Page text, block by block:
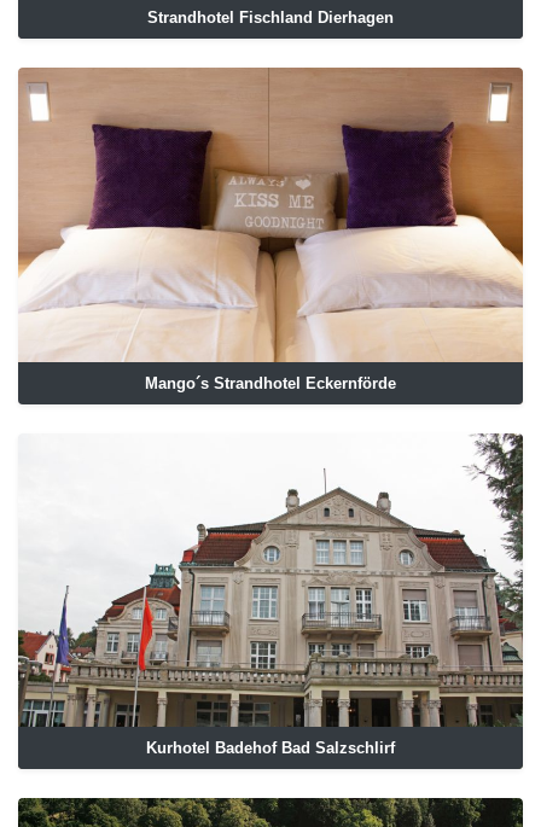
Strandhotel Fischland Dierhagen
Mango´s Strandhotel Eckernförde
Kurhotel Badehof Bad Salzschlirf